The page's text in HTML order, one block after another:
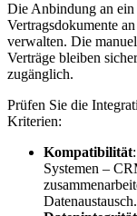
Die Anbindung an
Vertragsdokumente
verwalten. Die
Verträge bleiben
zugänglich.
Prüfen Sie die
Kriterien:
Kompatibilität
Systemen –
Datenaustausch.